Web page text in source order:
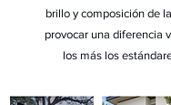
brillo y composición de
provocar una diferencia
los más los